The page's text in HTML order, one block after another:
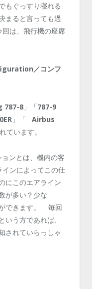
もぐっすり寝れる
まると言っても過
は、飛行機の座席
／コンフ
787-8 」「787-9
」「
Airbus
ています。
ンとは、機内の客
ンによってこの仕
にこのエアライン
が多い？少な
できます。 毎回
う方であれば、
されていらっしゃ